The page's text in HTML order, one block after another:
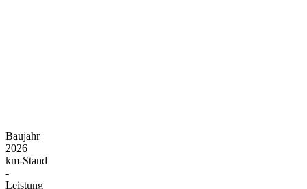
Baujahr
2026
km-Stand
-
Leistung